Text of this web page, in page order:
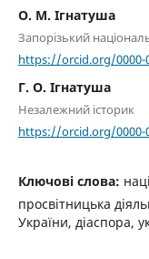
О. М. Ігнатуша
Запорізький
https://orcid.org/0000-
Г. О. Ігнатуша
Незалежний історик
https://orcid.org/0000-
Ключові слова:
просвітницька
України, діаспора,